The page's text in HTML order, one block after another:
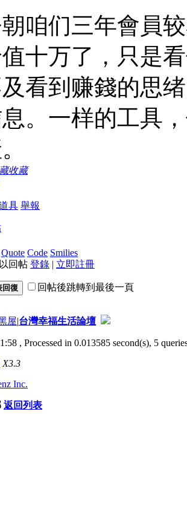
咱们三年會員
十万了，只是
看到赚錢的思
。一样的工具
收藏
具 舉報
Quote Code Smilies
回帖 登錄 | 立即註冊
回復 回帖後跳轉到最後一頁
屋|台灣幸福生活論壇
, Processed in 0.013585 second(s), 5
X3.3
Inc.
返回列表